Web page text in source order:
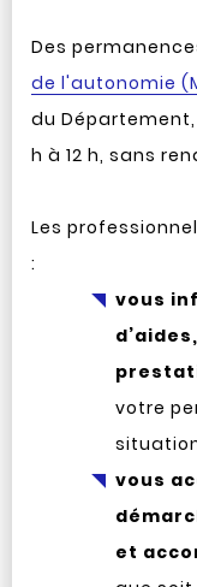
Des
de l'autonomie
du
h à 12 h, sans
Les
:
vous
votre
vous
et